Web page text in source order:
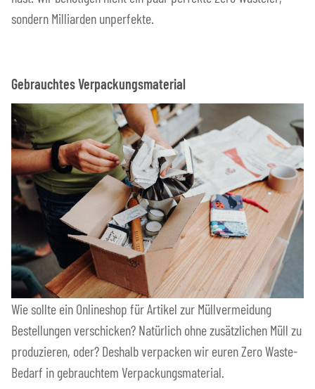
sondern Milliarden unperfekte.
Gebrauchtes Verpackungsmaterial
Wie sollte ein Onlineshop für Artikel zur Müllvermeidung
Bestellungen verschicken? Natürlich ohne zusätzlichen Müll zu
produzieren, oder? Deshalb verpacken wir euren Zero Waste-
Bedarf in gebrauchtem Verpackungsmaterial.